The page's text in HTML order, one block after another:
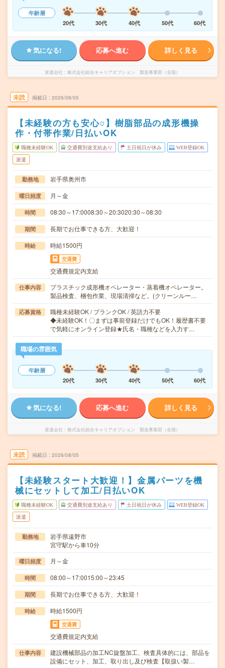
年齢層
20代
30代 40代 50代 60代
気になる! 応募へ進む 詳しく見る
派遣会社 株式会社綜合キャリアオプション 製造事業部（全国）
未読 掲載日 2026/08/05
【未経験の方も安心○】樹脂部品の成形機操
作・付帯作業/日払いOK
職種未経験OK 交通費別途支給あり 土日祝日が休み WEB登録OK
派遣
勤務地 岩手県奥州市
曜日頻度 月～金
時間 08:30～17:0008:30～20:3020:30～08:30
期間 長期でお仕事できる方、大歓迎！
時給 時給1500円
交通費
交通費規定内支給
仕事内容
プラスチック成形機オペレーター・蒸着機オペレーター。
製品検査、梱包作業、現場清掃など。(クリーンルー…
応募資格
職種未経験OK / ブランクOK / 英語力不要
◆未経験OK！〇まずは事前登録だけでもOK！履歴書不要
で気軽にオンライン登録★氏名・職種などを入力す…
職場の雰囲気
年齢層
20代
30代 40代 50代 60代
気になる! 応募へ進む 詳しく見る
派遣会社 株式会社綜合キャリアオプション 製造事業部（全国）
未読 掲載日 2026/08/05
【未経験スタート大歓迎！】金属パーツを機
械にセットして加工/日払いOK
職種未経験OK 交通費別途支給あり 土日祝日が休み WEB登録OK
派遣
勤務地
岩手県遠野市
宮守駅から車10分
曜日頻度 月～金
時間 08:00～17:0015:00～23:45
期間 長期でお仕事できる方、大歓迎！
時給 時給1500円
交通費
交通費規定内支給
仕事内容
建設機械部品の加工NC旋盤加工、検査具体的には、部品を
設備にセット、加工、取り出し及び検査【取扱い製…